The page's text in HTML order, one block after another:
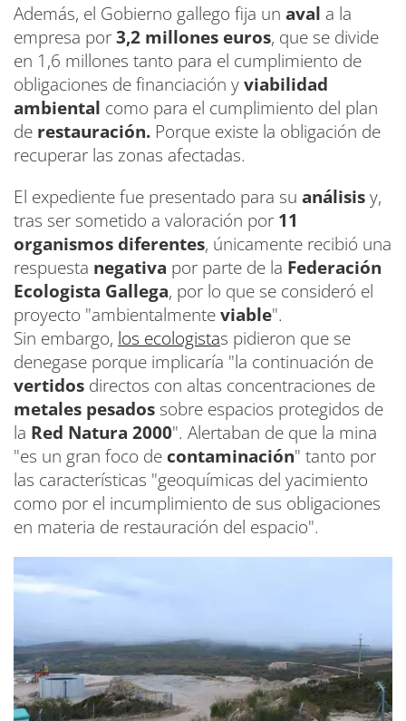
Además, el Gobierno gallego fija un aval a la
empresa por3,2 millones euros, que se divide
en 1,6 millones tanto para el cumplimiento de
obligaciones de financiación yviabilidad
ambiental como para el cumplimiento del plan
de restauración. Porque existe la obligación de
recuperar las zonas afectadas.
El expediente fue presentado para su análisisy,
tras ser sometido a valoración por 11
organismos diferentes, únicamente recibió una
respuesta negativa por parte de la Federación
Ecologista Gallega, por lo que se consideró el
proyecto "ambientalmenteviable".
Sin embargo, los ecologistas pidieron que se
denegase porque implicaría "la continuación de
vertidos directos con altas concentraciones de
metales pesados sobre espacios protegidos de
la Red Natura 2000". Alertaban de que la mina
"es un gran foco de contaminación" tanto por
las características "geoquímicas del yacimiento
como por el incumplimiento de sus obligaciones
en materia de restauración del espacio".